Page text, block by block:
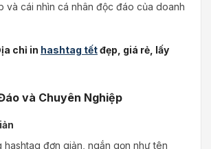
và cái nhìn cá nhân độc đáo của doanh
chỉ in hashtag tếtđẹp, giá rẻ, lấy
và Chuyên Nghiệp
hashtag đơn giản, ngắn gọn như tên